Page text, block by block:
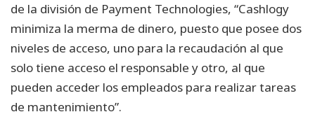
de la división de Payment Technologies, “Cashlogy
minimiza la merma de dinero, puesto que posee dos
niveles de acceso, uno para la recaudación al que
solo tiene acceso el responsable y otro, al que
pueden acceder los empleados para realizar tareas
de mantenimiento”.